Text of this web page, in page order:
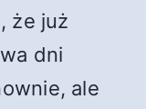
że już
dni
ale